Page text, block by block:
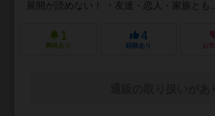
展開が読めない！ ・友達・恋人・家族とも
1
興味あり
4
経験あり お